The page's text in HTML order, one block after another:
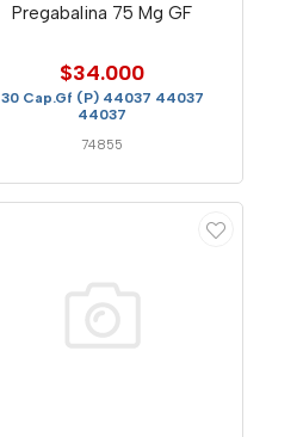
Pregabalina 75 Mg GF
$34.000
30 Cap.Gf (P) 44037 44037
44037
74855